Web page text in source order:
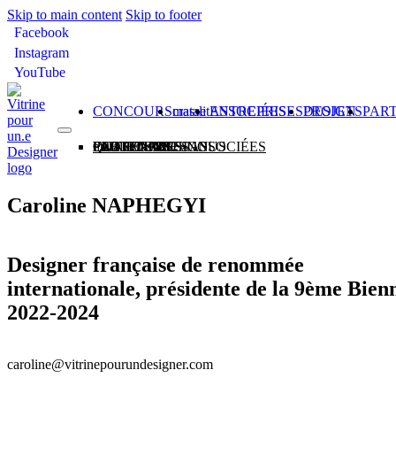
Skip to main content Skip to footer
Facebook
Instagram
YouTube
CONCOURSmatali crassetENTREPRISES ASSOCIÉES PROJETS DESIGN
CONCOURS
matali crasset
ENTREPRISES ASSOCIÉES
PROJETS DESIGN
PARTENAIRES
QUI SOMMES-NOUS
Caroline NAPHEGYI
Designer française de renommée
internationale, présidente de la 9ème
2022-2024
caroline@vitrinepourundesigner.com